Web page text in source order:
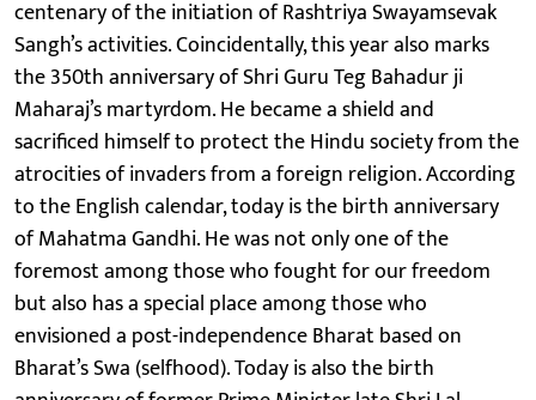
centenary of the initiation of Rashtriya Swayamsevak
Sangh’s activities. Coincidentally, this year also marks
the 350th anniversary of Shri Guru Teg Bahadur ji
Maharaj’s martyrdom. He became a shield and
sacrificed himself to protect the Hindu society from the
atrocities of invaders from a foreign religion. According
to the English calendar, today is the birth anniversary
of Mahatma Gandhi. He was not only one of the
foremost among those who fought for our freedom
but also has a special place among those who
envisioned a post-independence Bharat based on
Bharat’s Swa (selfhood). Today is also the birth